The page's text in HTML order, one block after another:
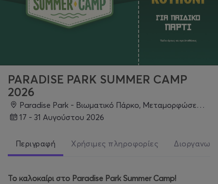
PARADISE PARK SUMMER CAMP
2026
Paradise Park - Βιωματικό Πάρκο, Μεταμορφώσεως 100, Αχαρνές
17 - 31 Αυγούστου 2026
Περιγραφή Χρήσιμες πληροφορίες
Το καλοκαίρι στο Paradise Park Summer Camp!